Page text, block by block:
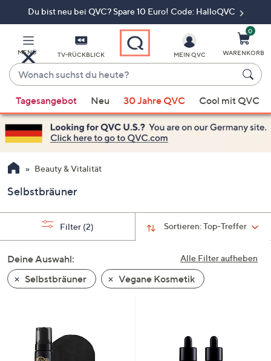
Du bist neu bei QVC? Spare 10 Euro! Code: HalloQVC
MENÜ TV-RÜCKBLICK
Wonach
suchst
du
heute?
Vorschläge
verfügbar
sind,
verwenden
Sie
Pfeiltasten
nach
und
nach
unten
oder
Touch-
Geräten
MEIN QVC
0
WARENKORB
Tagesangebot Neu 30 Jahre QVC Cool mit QVC
Beauty & Vitalität
Selbstbräuner
Sortieren:Top-Treffer
Filter (2)
Alle Filter aufheben
Deine Auswahl:
Selbstbräuner
Vegane Kosmetik